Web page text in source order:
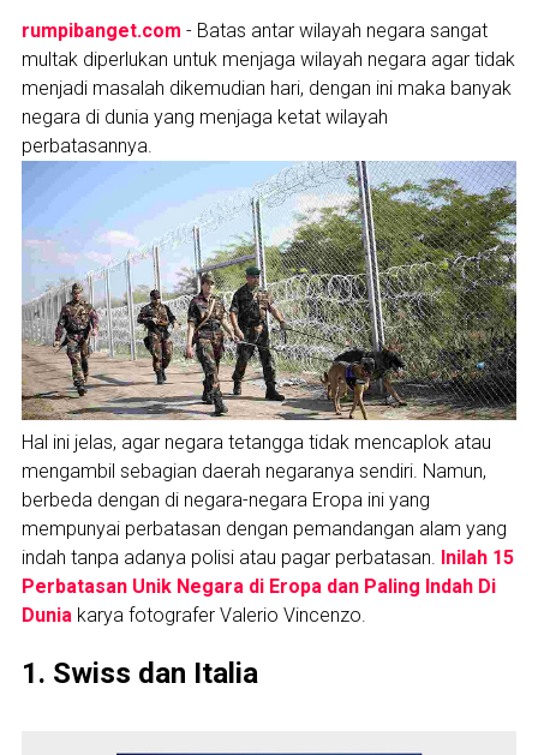
rumpibanget.com - Batas antar wilayah negara sangat
multak diperlukan untuk menjaga wilayah negara agar tidak
menjadi masalah dikemudian hari, dengan ini maka banyak
negara di dunia yang menjaga ketat wilayah
perbatasannya.
Hal ini jelas, agar negara tetangga tidak mencaplok atau
mengambil sebagian daerah negaranya sendiri. Namun,
berbeda dengan di negara-negara Eropa ini yang
mempunyai perbatasan dengan pemandangan alam yang
indah tanpa adanya polisi atau pagar perbatasan. Inilah 15
Perbatasan Unik Negara di Eropa dan Paling Indah Di
Duniakarya fotografer Valerio Vincenzo.
1. Swiss dan Italia